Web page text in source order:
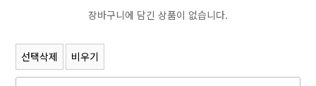
장바구니에 담긴 상품이 없습니다.
선택삭제 비우기